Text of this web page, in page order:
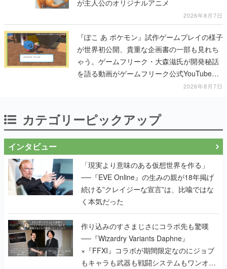
が主人公のオリジナルアニメ
2026年8月7日
『ぽこ あ ポケモン』試作ゲームプレイの様子
が世界初公開、貴重な企画書の一部も見れち
ゃう。ゲームフリーク・大森滋氏が開発秘話
を語る動画がゲームフリーク公式YouTubeで
2026年8月7日
カテゴリーピックアップ
インタビュー
「現実より意味のある仮想世界を作る」
──『EVE Online』の生みの親が18年掲げ
続ける”クレイジーな宣言”は、比喩ではな
く本気だった
作り込みのすさまじさにコラボ先も驚嘆
──『Wizardry Variants Daphne』
×『FFXI』コラボが期間限定なのにジョブ
もキャラも武器も戦闘システムもワンオフ